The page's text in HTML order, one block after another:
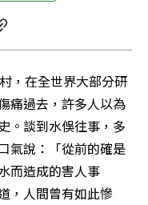
，在全世界大部分研
痛過去，許多人以為
。談到水俁往事，多
氣說：「從前的確是
而造成的害人事
，人間曾有如此慘